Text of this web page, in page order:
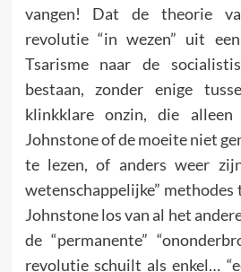
vangen! Dat de theorie
revolutie “in wezen” uit
Tsarisme naar de
bestaan, zonder enige
klinkklare onzin, die
Johnstone of de moeite niet
te lezen, of anders weer
wetenschappelijke” methodes
Johnstone los van al het
de “permanente”
revolutie schuilt als enkel…